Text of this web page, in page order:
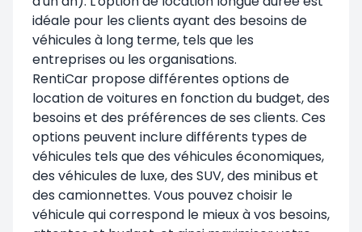
idéale pour les clients ayant des besoins de
véhicules à long terme, tels que les
entreprises ou les organisations.
RentiCar propose différentes options de
location de voitures en fonction du budget, des
besoins et des préférences de ses clients. Ces
options peuvent inclure différents types de
véhicules tels que des véhicules économiques,
des véhicules de luxe, des SUV, des minibus et
des camionnettes. Vous pouvez choisir le
véhicule qui correspond le mieux à vos besoins,